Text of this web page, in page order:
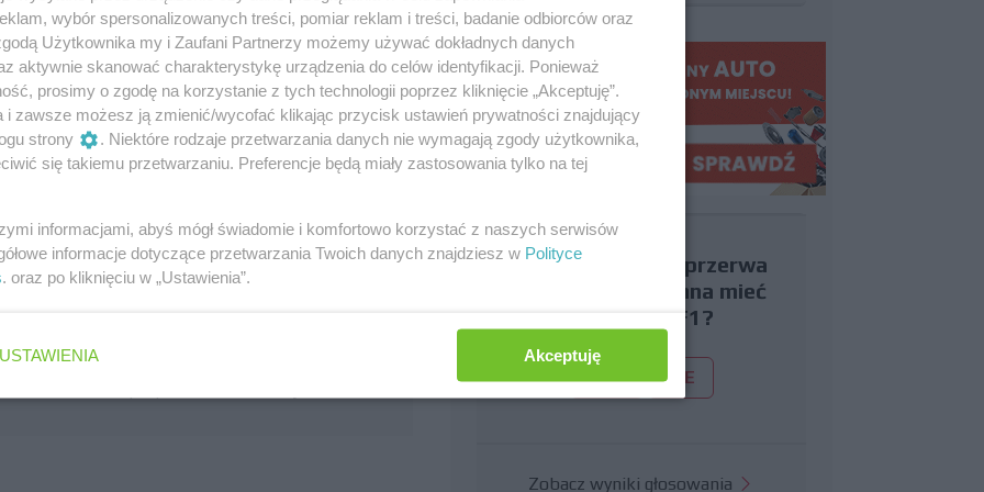
zawirowania spowodowane sporami wewnątrz
byłoodejście Christiana Hornerapo 20.
na decyzję Verstappena, lecz Helmut Marko
z umową zawartą w kontrakcie. 82-latek
wydarzy się w kwestii Hornera, lecz nie chciał
ale poza tym nie chcę nic więcej mówić."
2028 roku, i po prostu zakładamy, że Max
Czy uważasz, że przerwa
wakacyjna powinna mieć
miejsce w F1?
TAK NIE
Zobacz wyniki głosowania
wybór spersonalizowanych treści, pomiar reklam i treści, badanie odbiorców oraz
Użytkownika my i Zaufani Partnerzy możemy używać dokładnych danych
aktywnie skanować charakterystykę urządzenia do celów identyfikacji. Ponieważ
prosimy o zgodę na korzystanie z tych technologii poprzez kliknięcie „Akceptuję”.
i zawsze możesz ją zmienić/wycofać klikając przycisk ustawień prywatności znajdujący
strony
. Niektóre rodzaje przetwarzania danych nie wymagają zgody użytkownika,
się takiemu przetwarzaniu. Preferencje będą miały zastosowania tylko na tej
informacjami, abyś mógł świadomie i komfortowo korzystać z naszych serwisów
informacje dotyczące przetwarzania Twoich danych znajdziesz w Polityce
. oraz po kliknięciu w „Ustawienia”.
USTAWIENIA Akceptuję